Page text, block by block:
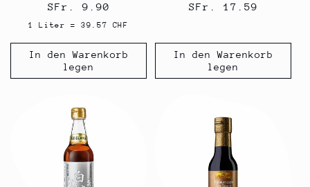
Normaler
Preis
SFr. 9.90
1 Liter = 39.57 CHF
In den Warenkorb
legen
Normaler
SFr. 17.59
In den Warenkorb
legen